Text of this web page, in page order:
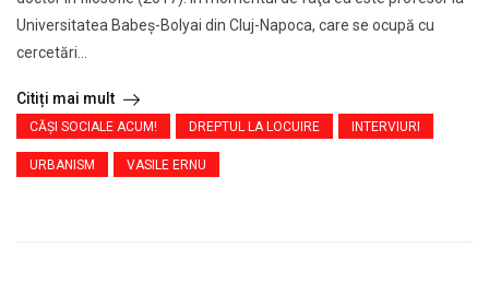
Universitatea Babeş-Bolyai din Cluj-Napoca, care se ocupă cu
cercetări...
Citiți mai mult
CĂŞI SOCIALE ACUM! DREPTUL LA LOCUIRE INTERVIURI
URBANISM VASILE ERNU